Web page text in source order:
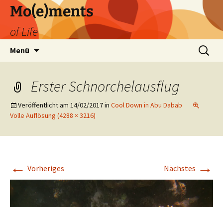
Zum
Inhalt
springen
Mo(e)ments
of Life
Menü
Suchen
nach:
Erster Schnorchelausflug
Veröffentlicht am 14/02/2017in Cool Down in Abu Dabab
Volle Auflösung (4288 × 3216)
← Vorheriges Nächstes →